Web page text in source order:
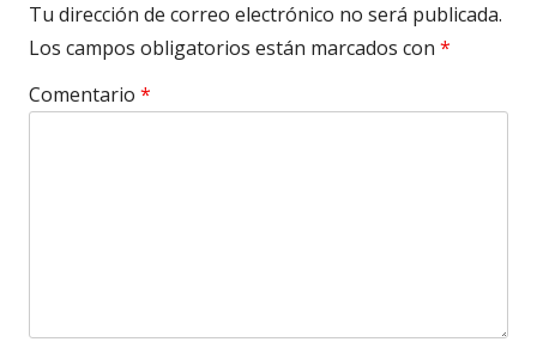
Tu dirección de correo electrónico no será publicada.
Los campos obligatorios están marcados con *
Comentario *